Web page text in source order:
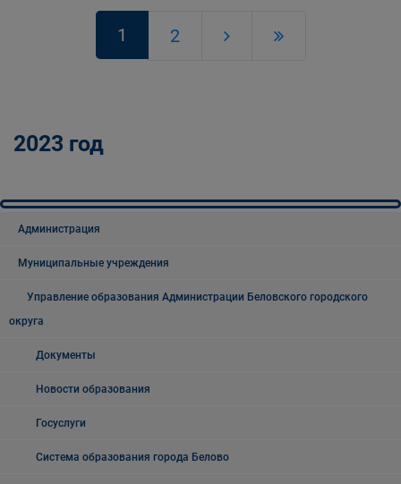
1 2
2023 год
Администрация
Муниципальные учреждения
Управление образования Администрации Беловского городского
округа
Документы
Новости образования
Госуслуги
Система образования города Белово